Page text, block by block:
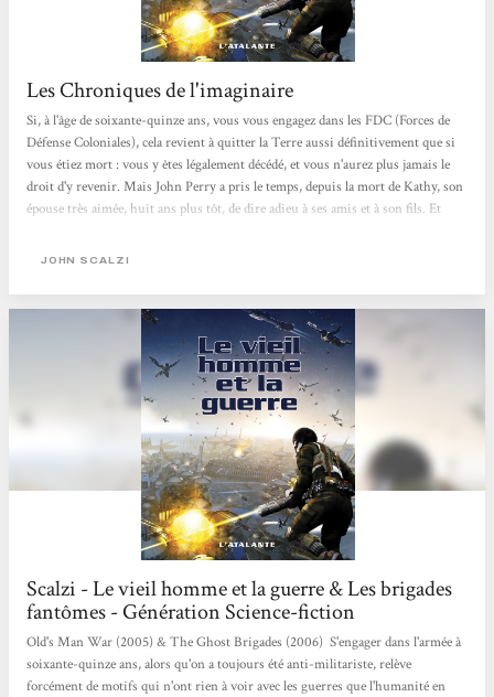
Les Chroniques de l'imaginaire
Si, à l'âge de soixante-quinze ans, vous vous engagez dans les FDC (Forces de
Défense Coloniales), cela revient à quitter la Terre aussi définitivement que si
vous étiez mort : vous y êtes légalement décédé, et vous n'aurez plus jamais le
droit d'y revenir. Mais John Perry a pris le temps, depuis la mort de Kathy, son
épouse très aimée, huit ans plus tôt, de dire adieu à ses amis et à son fils. Et
trouvé les clés du rajeunissement. Quasiment dès son embarquement, il se
JOHN SCALZI
Scalzi - Le vieil homme et la guerre & Les brigades
fantômes - Génération Science-fiction
Old's Man War (2005) & The Ghost Brigades (2006) S'engager dans l'armée à
soixante-quinze ans, alors qu'on a toujours été anti-militariste, relève
forcément de motifs qui n'ont rien à voir avec les guerres que l'humanité en